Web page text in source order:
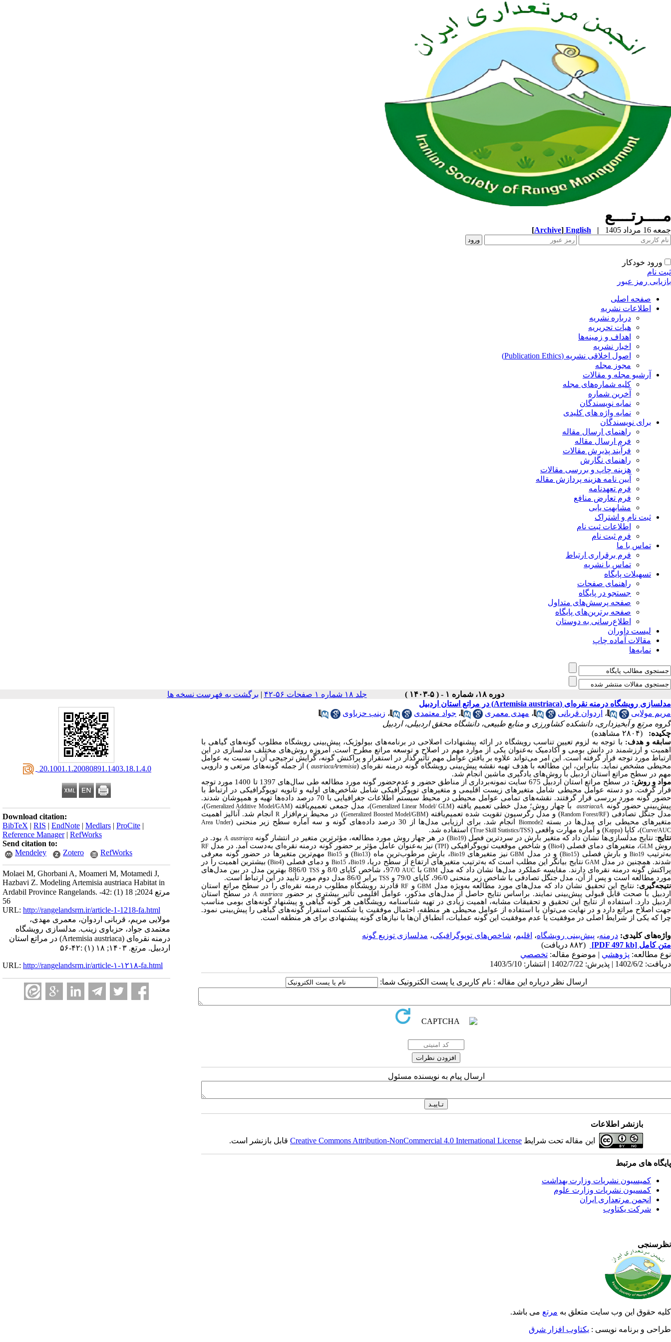
مــــرتــــع
جمعه 16 مرداد 1405 |
English
[Archive]
ورود خودکار
ثبت نام
بازیابی رمز عبور
صفحه اصلی
اطلاعات نشریه
درباره نشریه
هیات تحریریه
اهداف و زمینه‌ها
اخبار نشریه
اصول اخلاقی نشریه (Publication Ethics)
مجوز مجله
آرشیو مجله و مقالات
کلیه شماره‌های مجله
آخرین شماره
نمایه نویسندگان
نمایه واژه های کلیدی
برای نویسندگان
راهنمای ارسال مقاله
فرم ارسال مقاله
فرآیند پذیرش مقالات
راهنمای نگارش
هزینه چاپ و بررسی مقالات
آیین نامه هزینه پردازش مقاله
فرم تعهدنامه
فرم تعارض منافع
مشابهت یابی
ثبت نام و اشتراک
اطلاعات ثبت نام
فرم ثبت نام
تماس با ما
فرم برقراری ارتباط
تماس با نشریه
تسهیلات پایگاه
راهنمای صفحات
جستجو در پایگاه
صفحه پرسش‌های متداول
صفحه برترین‌های پایگاه
اطلاع‌رسانی به دوستان
لیست داوران
مقالات آماده چاپ
نمایه‌ها
دوره ۱۸، شماره ۱ - ( ۵-۱۴۰۳ ) جلد ۱۸ شماره ۱ صفحات ۵۶-۴۲ | برگشت به فهرست نسخه ها
‎ 20.1001.1.20080891.1403.18.1.4.0
Download citation:
BibTeX | RIS | EndNote | Medlars | ProCite |
Reference Manager| RefWorks
Send citation to:
Mendeley
Zotero RefWorks
Molaei M, Ghorbani A, Moameri M, Motamedi J,
Hazbavi Z. Modeling Artemisia austriaca Habitat in
Ardabil Province Rangelands. مرتع 2024; 18 (1) :42-
56
URL: http://rangelandsrm.ir/article-1-1218-fa.html
مولایی مریم، قربانی اردوان، معمری مهدی،
معتمدی جواد، حزباوی زینب. مدلسازی رویشگاه
درمنه نقره‌ای (Artemisia austriaca) در مراتع استان
اردبیل. مرتع. ۱۴۰۳; ۱۸ (۱) :۴۲-۵۶
URL: http://rangelandsrm.ir/article-۱-۱۲۱۸-fa.html
مدلسازی رویشگاه درمنه نقره‌ای (Artemisia austriaca) در مراتع استان اردبیل
مریم مولایی
، اردوان قربانی ، مهدی معمری ، جواد معتمدی ، زینب حزباوی
گروه مرتع و آبخیزداری، دانشکده کشاورزی و منابع طبیعی، دانشگاه محقق اردبیلی، اردبیل
چکیده:
(۲۸۰۴ مشاهده)
سابقه و هدف: با توجه به لزوم تعیین تناسب رویشگاه در ارائه پیشنهادات اصلاحی در برنامه‌های بیولوژیک، پیش‌بینی رویشگاه مطلوب گونه‌های گیاهی با
اهمیت و ارزشمند در دانش بومی و آکادمیک به‌عنوان یکی از موارد مهم در اصلاح و توسعه مراتع مطرح است. امروزه روش‌های مختلف مدلسازی در این
ارتباط مورد توجه قرار گرفته است. این امر می‌تواند علاوه بر یافتن عوامل مهم تأثیرگذار در استقرار و پراکنش گونه، گرایش ترجیحی آن را نسبت به عوامل
محیطی مشخص نماید. بنابراین، این مطالعه با هدف تهیه نقشه پیش‌بینی رویشگاه گونه درمنه نقره‌ای (Artemisia
austriaca ) از جمله گونه‌های مرتعی و دارویی
مهم در سطح مراتع استان اردبیل با روش‌های یادگیری ماشین انجام شد.
مواد و روش:
در سطح مراتع استان اردبیل 675 سایت نمونه‌برداری از مناطق حضور و عدم‌حضور گونه مورد مطالعه طی سال‌های 1397 تا 1400 مورد توجه
قرار گرفت. دو دسته عوامل محیطی شامل متغیرهای زیست اقلیمی و متغیرهای توپوگرافیکی شامل شاخص‌های اولیه و ثانویه توپوگرافیکی در ارتباط با
حضور گونه مورد بررسی قرار گرفتند. نقشه‌های تمامی عوامل محیطی در محیط سیستم اطلاعات جغرافیایی با 70 درصد داده‌ها تهیه و همپوشان شدند.
پیش‌بینی حضور گونه A.
austriaca با چهار روش؛ مدل خطی تعمیم یافته (Generalized Linear Model/ GLM)، مدل جمعی تعمیم‌یافته (Generalized Additive Model/GAM)،
مدل جنگل تصادفی (Random Forest/RF) و مدل رگرسیون تقویت شده تعمیم‌یافته (Generalized Boosted Model/GBM) در محیط نرم‌افزار Rانجام شد. آنالیز اهمیت
متغیرهای محیطی برای مدل‌ها در بستهBiomode2 انجام شد. برای ارزیابی مدل‌ها از 30 درصد داده‌های گونه و سه آماره سطح زیر منحنی (
Area Under
Curve/AUC)، کاپا (Kappa) و آماره مهارت واقعی (True Skill Statistics/TSS) استفاده شد.
نتایج: نتایج مدلسازی‌ها نشان داد که متغیر بارش در سردترین فصل (Bio19) در هر چهار روش مورد مطالعه، مؤثرترین متغیر در انتشار گونهA. austriacaبود. در
روشGLM، متغیرهای دمای فصلی (Bio4) و شاخص موقعیت توپوگرافیکی (TPI) نیز به‌عنوان عامل مؤثر بر حضور گونه درمنه نقره‌ای به‌دست آمد. در مدل RF
به‌ترتیب Bio19و بارش فصلی (Bio15) و در مدل GBMنیز متغیرهایBio19، بارش مرطوب‌ترین ماه (Bio13) وBio15 مهم‌ترین متغیرها در حضور گونه معرفی
شدند. همچنین در مدلGAM نتایج بیانگر این مطلب است که به‌ترتیب متغیرهای ارتفاع از سطح دریا،Bio19،Bio15 و دمای فصلی (Bio4) بیشترین اهمیت را در
پراکنش گونه درمنه نقره‌ای دارند. مقایسه عملکرد مدل‌ها نشان داد که مدل GBMبا AUC97/0، شاخص کاپای 8/0 و TSS
886/0 بهترین مدل در بین مدل‌های
مورد مطالعه است و پس از آن، مدل جنگل تصادفی با شاخص زیر منحنی 96/0، کاپای 79/0 و
TSS برابر 86/0 مدل دوم مورد تأیید در این ارتباط است.
نتیجه‌گیری: نتایج این تحقیق نشان داد که مدل‌های مورد مطالعه به‌ویژه مدل GBMو RFقادرند رویشگاه مطلوب درمنه نقره‌ای را در سطح مراتع استان
اردبیل با صحت قابل قبولی پیش‌بینی نمایند. براساس نتایج حاصل از مدل‌های مذکور، عوامل اقلیمی تأثیر بیشتری بر حضور A. austriacaدر سطح استان
اردبیل دارد. استفاده از نتایج این تحقیق و تحقیقات مشابه، اهمیت زیادی در تهیه شناسنامه رویشگاهی هر گونه گیاهی و پیشنهاد گونه‌های بومی مناسب
جهت اصلاح مراتع دارد و در نهایت می‌توان با استفاده از عوامل محیطی هر منطقه، احتمال موفقیت یا شکست استقرار گونه‌های گیاهی را پیش‌بینی نمود.
چرا که یکی از شرایط اصلی در موفقیت یا عدم موفقیت این گونه عملیات، انطباق آن‌ها با نیازهای گونه پیشنهادی برای هر منطقه است.
واژه‌های کلیدی: درمنه، پیش‌بینی رویشگاه، اقلیم، شاخص‌های توپوگرافیکی، مدلسازی توزیع گونه
متن کامل [PDF 497 kb]
(۸۸۲ دریافت)
نوع مطالعه: پژوهشي | موضوع مقاله: تخصصي
دریافت: 1402/6/2 | پذیرش: 1402/7/22 | انتشار: 1403/5/10
ارسال نظر درباره این مقاله : نام کاربری یا پست الکترونیک شما:
ارسال پیام به نویسنده مسئول
بازنشر اطلاعات
این مقاله تحت شرایط Creative Commons Attribution-NonCommercial 4.0 International Licenseقابل بازنشر است.
پایگاه های مرتبط
کمیسیون نشریات وزارت بهداشت
کمسیون نشریات وزارت علوم
انجمن مرتعداری ایران
شرکت یکتاوب
نظرسنجی
کلیه حقوق این وب سایت متعلق به مرتع می باشد.
طراحی و برنامه نویسی : یکتاوب افزار شرق